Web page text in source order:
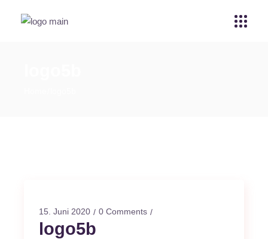
15. Juni 2020 0 Comments
logo5b